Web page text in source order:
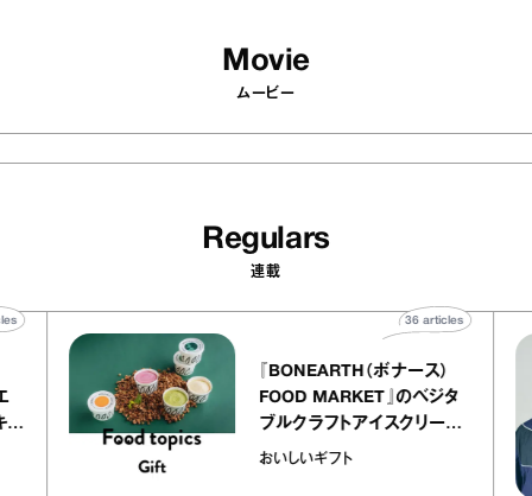
Movie
ムービー
Regulars
連載
リエ
キャ
articles
『BONEARTH（ボナース）
FOOD MARKET』のベジタ
ブルクラフトアイスクリーム
｜真野知子の「おいしいギフ
おいしいギフト
36 articles